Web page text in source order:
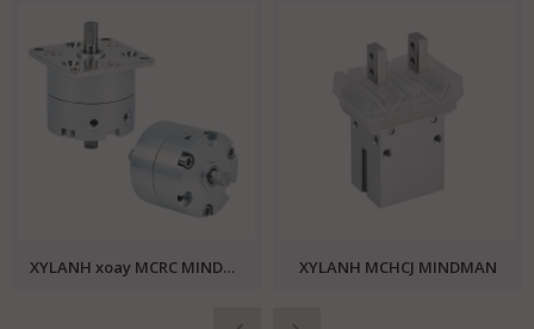
XYLANH xoay MCRC MINDMAN XYLANH MCHCJ MINDMAN